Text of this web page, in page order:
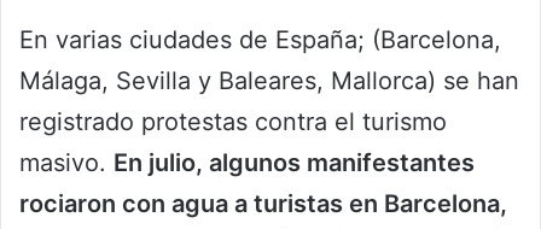
En varias ciudades de España; (Barcelona,
Málaga, Sevilla y Baleares, Mallorca) se han
registrado protestas contra el turismo
masivo. En julio, algunos manifestantes
rociaron con agua a turistas en Barcelona,